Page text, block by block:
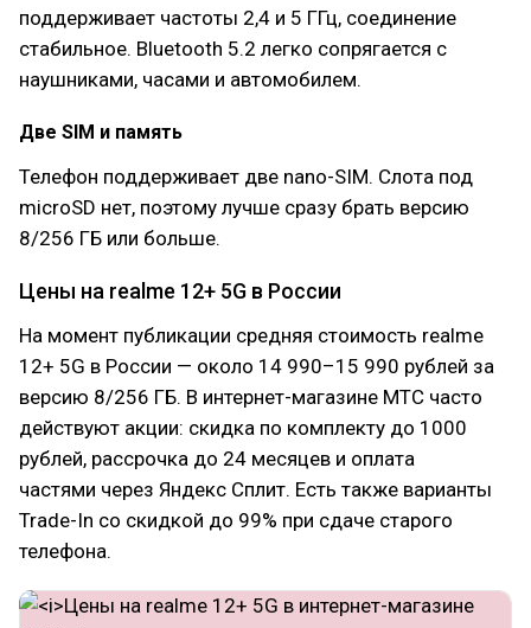
поддерживает частоты 2,4 и 5 ГГц, соединение
стабильное. Bluetooth 5.2 легко сопрягается с
наушниками, часами и автомобилем.
Две SIM и память
Телефон поддерживает две nano-SIM. Слота под
microSD нет, поэтому лучше сразу брать версию
8/256 ГБ или больше.
Цены на realme 12+ 5G в России
На момент публикации средняя стоимость realme
12+ 5G в России — около 14 990–15 990 рублей за
версию 8/256 ГБ. В интернет-магазине МТС часто
действуют акции: скидка по комплекту до 1000
рублей, рассрочка до 24 месяцев и оплата
частями через Яндекс Сплит. Есть также варианты
Trade-In со скидкой до 99% при сдаче старого
телефона.